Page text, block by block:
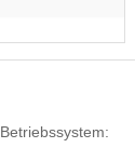
Betriebssystem: